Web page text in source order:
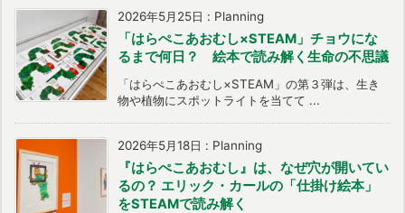
2026年5月25日 : Planning
「はらぺこあおむし×STEAM」チョウにな
るまで何日？ 絵本で読み解く生命の不思議
「はらぺこあおむし×STEAM」の第３弾は、生き
物や植物にスポットライトを当てて ...
2026年5月18日 : Planning
『はらぺこあおむし』は、なぜ穴が開いてい
るの？ エリック・カールの「仕掛け絵本」
をSTEAMで読み解く